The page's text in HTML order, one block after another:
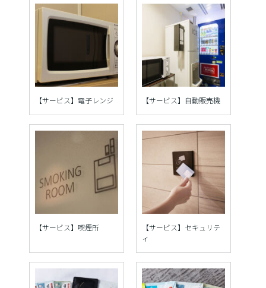
【サービス】電子レンジ 【サービス】自動販売機
【サービス】喫煙所
【サービス】セキュリテ
ィ